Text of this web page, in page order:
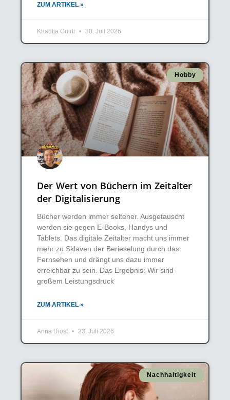
ZUM ARTIKEL »
Khadija Guirti 30. Juli 2026
Hobby
Der Wert von Büchern im Zeitalter
der Digitalisierung
Bücher werden immer seltener. Ausgetauscht
werden sie gegen E-Books, Handys und
Tablets. Das digitale Zeitalter macht uns immer
mehr zu Sklaven der Berieselung durch das
Fernsehen und drängt uns dazu immer
erreichbar zu sein. Das Ergebnis: Wir sind
großem Leistungsdruck
ZUM ARTIKEL »
Anna Brost 23. Juli 2026
Nachhaltigkeit